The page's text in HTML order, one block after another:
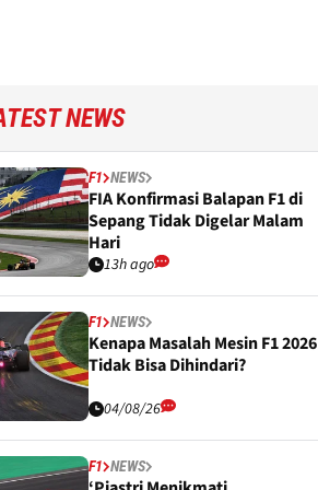
NEWS
F1 NEWS
FIA Konfirmasi Balapan F1 di
Sepang Tidak Digelar Malam
Hari
13h ago
F1 NEWS
Kenapa Masalah Mesin F1 2026
Tidak Bisa Dihindari?
04/08/26
F1 NEWS